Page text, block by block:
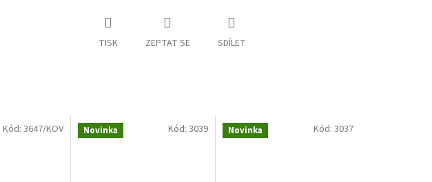
TISK ZEPTAT SE SDÍLET
Kód: 3647/KOV Novinka Kód:3039 Novinka Kód: 3037